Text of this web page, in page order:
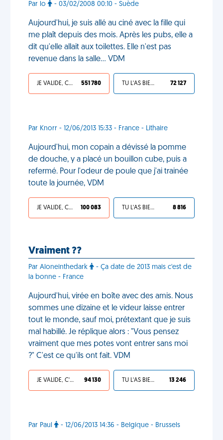
Par lo - 03/02/2008 00:10 - Suède
Aujourd'hui, je suis allé au ciné avec la fille qui
me plaît depuis des mois. Après les pubs, elle a
dit qu'elle allait aux toilettes. Elle n'est pas
revenue dans la salle... VDM
JE VALIDE, C'EST UNE VDM 551 780 TU L'AS BIEN MÉRITÉ 72 127
Par Knorr - 12/06/2013 15:33 - France - Lithaire
Aujourd'hui, mon copain a dévissé la pomme
de douche, y a placé un bouillon cube, puis a
refermé. Pour l'odeur de poule que j'ai trainée
toute la journée, VDM
JE VALIDE, C'EST UNE VDM 100 083 TU L'AS BIEN MÉRITÉ 8 816
Vraiment ??
Par Aloneinthedark
- Ça date de 2013 mais c'est de
la bonne - France
Aujourd'hui, virée en boîte avec des amis. Nous
sommes une dizaine et le videur laisse entrer
tout le monde, sauf moi, prétextant que je suis
mal habillé. Je réplique alors : "Vous pensez
vraiment que mes potes vont entrer sans moi
?" C'est ce qu'ils ont fait. VDM
JE VALIDE, C'EST UNE VDM 94 130 TU L'AS BIEN MÉRITÉ 13 246
Par Paul - 12/06/2013 14:36 - Belgique - Brussels